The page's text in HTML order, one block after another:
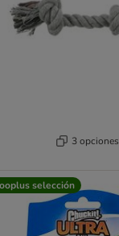
3 opciones
selección